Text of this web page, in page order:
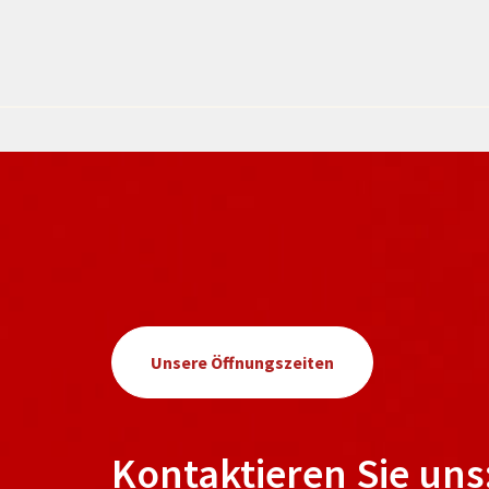
Unsere Öffnungszeiten
Kontaktieren Sie